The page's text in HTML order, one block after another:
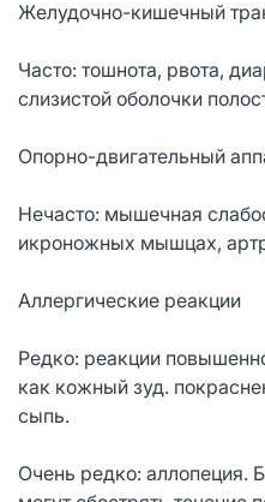
Желудочно-кишечный
Часто: тошнота, рвота,
слизистой оболочки
Опорно-двигательный
Нечасто: мышечная
икроножных мышцах,
Аллергические реакции
Редко: реакции
как кожный зуд.
сыпь.
Очень редко: аллопеция.